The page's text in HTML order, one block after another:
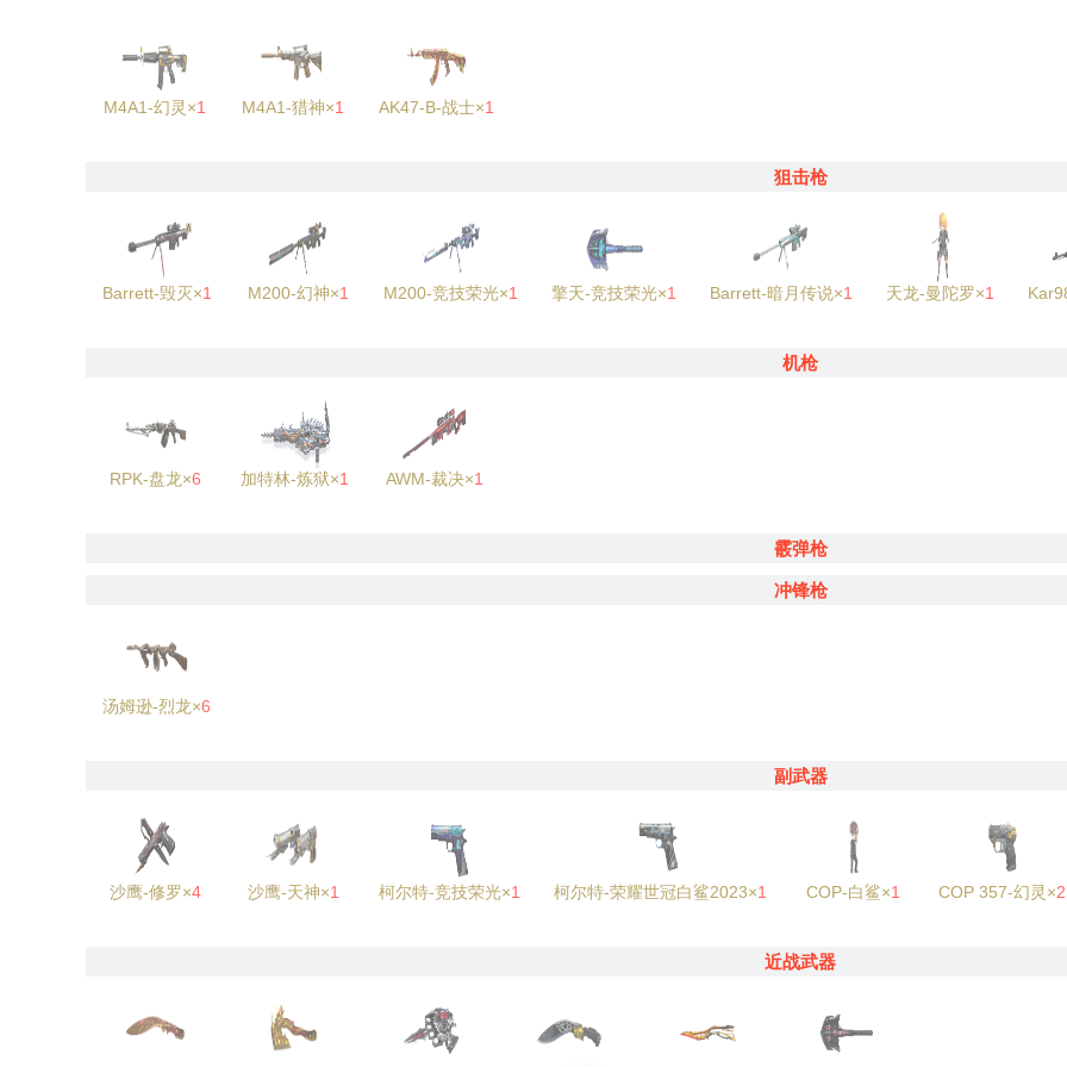
M4A1-幻灵×1 M4A1-猎神×1 AK47-B-战士×1
狙击枪
Barrett-毁灭×1 M200-幻神×1 M200-竞技荣光×1 擎天-竞技荣光×1 Barrett-暗月传说×1 天龙-曼陀罗×1
机枪
RPK-盘龙×6 加特林-炼狱×1 AWM-裁决×1
霰弹枪
冲锋枪
汤姆逊-烈龙×6
副武器
沙鹰-修罗×4 沙鹰-天神×1 柯尔特-竞技荣光×1 柯尔特-荣耀世冠白鲨2023×1 COP-白鲨×1 COP 357-幻灵×2
近战武器